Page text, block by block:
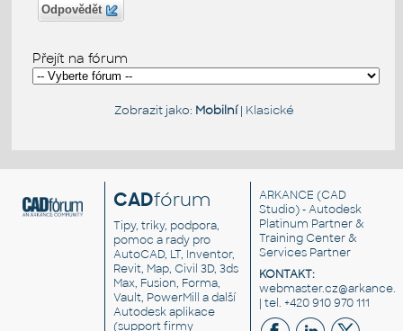
Odpovědět
Přejít na fórum
Zobrazit jako: Mobilní| Klasické
CADfórum
Tipy, triky, podpora,
pomoc a rady pro
AutoCAD, LT, Inventor,
Revit, Map, Civil 3D, 3ds
Max, Fusion, Forma,
Vault, PowerMill a další
Autodesk aplikace
(support firmy
ARKANCE (CAD
Studio) - Autodesk
Platinum Partner &
Training Center &
Services Partner
KONTAKT:
| tel. +420 910 970 111